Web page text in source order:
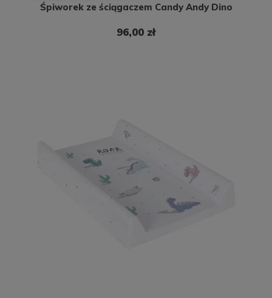
Śpiworek ze ściągaczem Candy Andy Dino
96,00 zł